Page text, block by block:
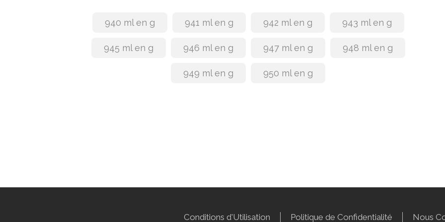
940 ml en g 941 ml en g 942 ml en g 943 ml en g
945 ml en g 946 ml en g 947 ml en g 948 ml en g
949 ml en g 950 ml en g
Conditions d'Utilisation Politique de Confidentialité Nous